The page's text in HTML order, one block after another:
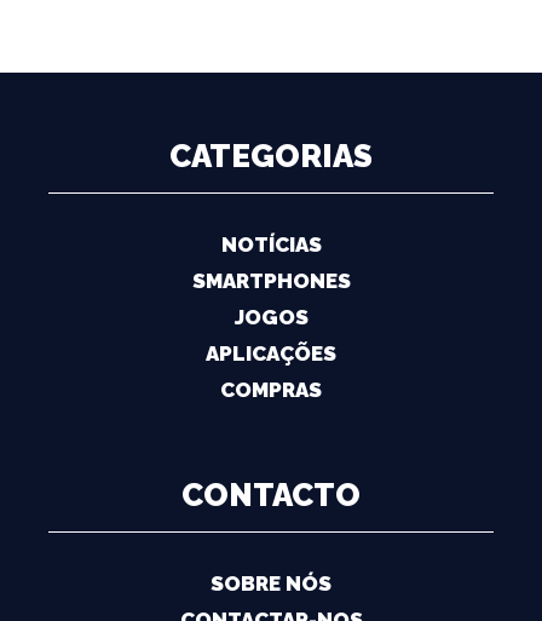
CATEGORIAS
NOTÍCIAS
SMARTPHONES
JOGOS
APLICAÇÕES
COMPRAS
CONTACTO
SOBRE NÓS